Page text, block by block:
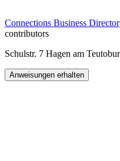
Connections Business
contributors
Schulstr. 7 Hagen am
Anweisungen erhalten